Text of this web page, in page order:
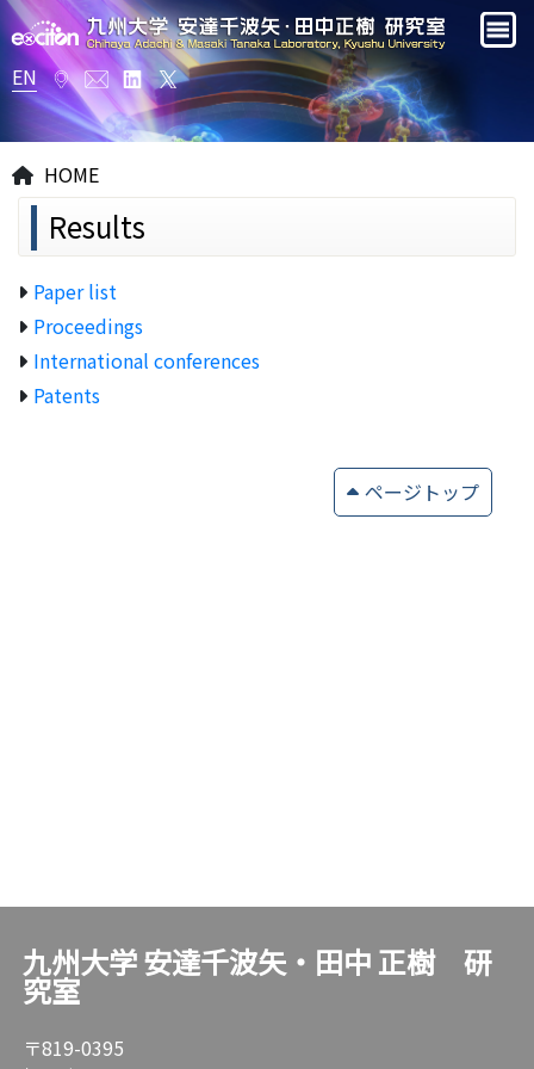
EN
HOME
Results
Paper list
Proceedings
International conferences
Patents
ページトップ
九州大学 安達千波矢・田中 正樹 研
究室
〒819-0395